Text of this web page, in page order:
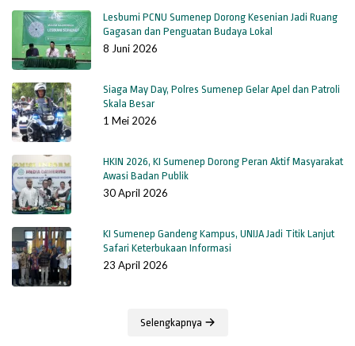
Lesbumi PCNU Sumenep Dorong Kesenian Jadi Ruang
Gagasan dan Penguatan Budaya Lokal
8 Juni 2026
Siaga May Day, Polres Sumenep Gelar Apel dan Patroli
Skala Besar
1 Mei 2026
HKIN 2026, KI Sumenep Dorong Peran Aktif Masyarakat
Awasi Badan Publik
30 April 2026
KI Sumenep Gandeng Kampus, UNIJA Jadi Titik Lanjut
Safari Keterbukaan Informasi
23 April 2026
Selengkapnya